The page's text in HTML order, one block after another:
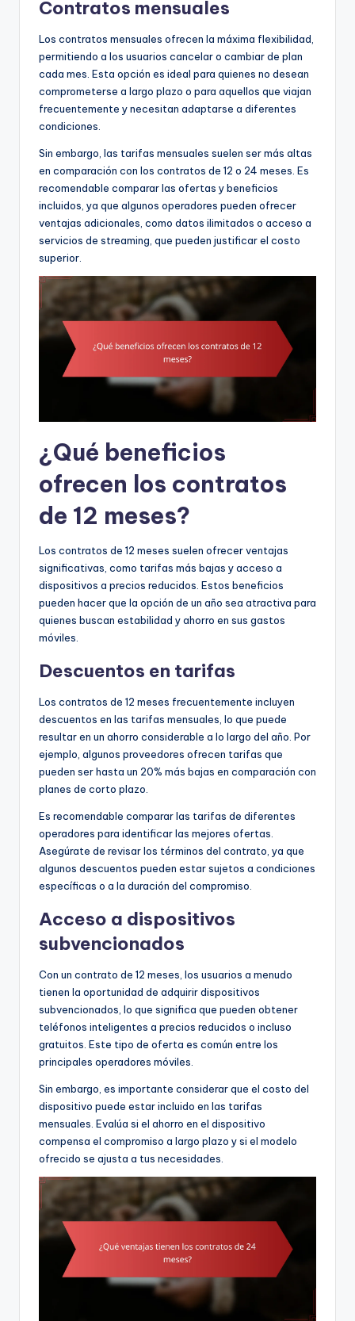
Contratos mensuales
Los contratos mensuales ofrecen la máxima flexibilidad,
permitiendo a los usuarios cancelar o cambiar de plan
cada mes. Esta opción es ideal para quienes no desean
comprometerse a largo plazo o para aquellos que viajan
frecuentemente y necesitan adaptarse a diferentes
condiciones.
Sin embargo, las tarifas mensuales suelen ser más altas
en comparación con los contratos de 12 o 24 meses. Es
recomendable comparar las ofertas y beneficios
incluidos, ya que algunos operadores pueden ofrecer
ventajas adicionales, como datos ilimitados o acceso a
servicios de streaming, que pueden justificar el costo
superior.
¿Qué beneficios
ofrecen los contratos
de 12 meses?
Los contratos de 12 meses suelen ofrecer ventajas
significativas, como tarifas más bajas y acceso a
dispositivos a precios reducidos. Estos beneficios
pueden hacer que la opción de un año sea atractiva para
quienes buscan estabilidad y ahorro en sus gastos
móviles.
Descuentos en tarifas
Los contratos de 12 meses frecuentemente incluyen
descuentos en las tarifas mensuales, lo que puede
resultar en un ahorro considerable a lo largo del año. Por
ejemplo, algunos proveedores ofrecen tarifas que
pueden ser hasta un 20% más bajas en comparación con
planes de corto plazo.
Es recomendable comparar las tarifas de diferentes
operadores para identificar las mejores ofertas.
Asegúrate de revisar los términos del contrato, ya que
algunos descuentos pueden estar sujetos a condiciones
específicas o a la duración del compromiso.
Acceso a dispositivos
subvencionados
Con un contrato de 12 meses, los usuarios a menudo
tienen la oportunidad de adquirir dispositivos
subvencionados, lo que significa que pueden obtener
teléfonos inteligentes a precios reducidos o incluso
gratuitos. Este tipo de oferta es común entre los
principales operadores móviles.
Sin embargo, es importante considerar que el costo del
dispositivo puede estar incluido en las tarifas
mensuales. Evalúa si el ahorro en el dispositivo
compensa el compromiso a largo plazo y si el modelo
ofrecido se ajusta a tus necesidades.